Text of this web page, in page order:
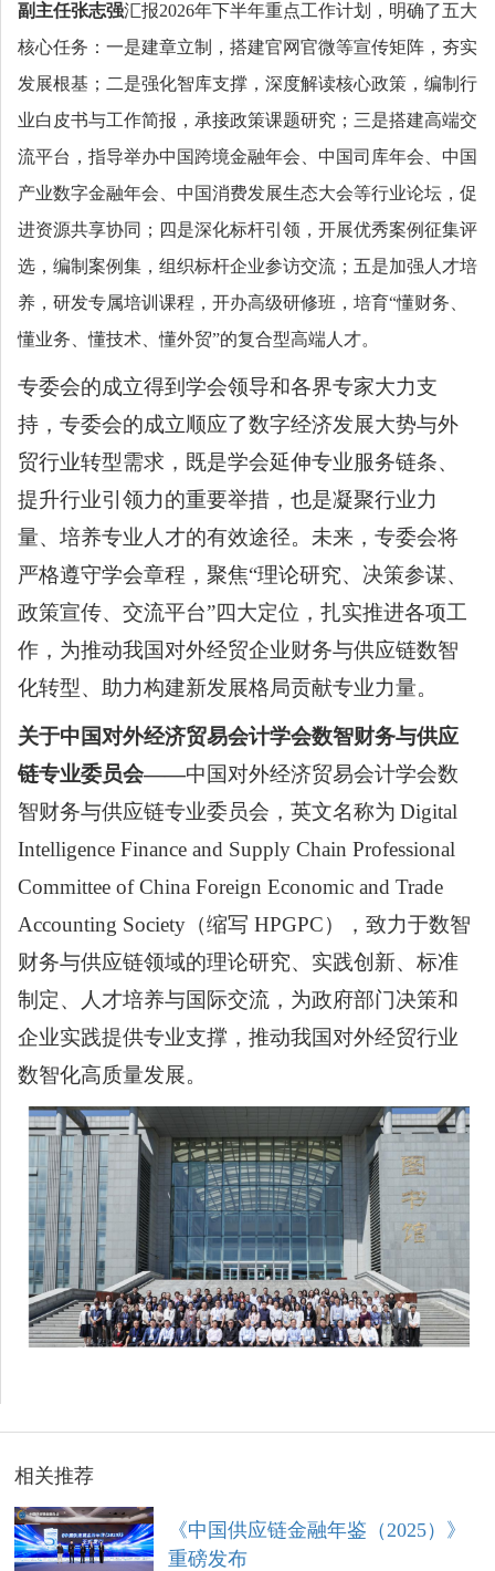
副主任张志强汇报2026年下半年重点工作计划，明确了五大
核心任务：一是建章立制，搭建官网官微等宣传矩阵，夯实
发展根基；二是强化智库支撑，深度解读核心政策，编制行
业白皮书与工作简报，承接政策课题研究；三是搭建高端交
流平台，指导举办中国跨境金融年会、中国司库年会、中国
产业数字金融年会、中国消费发展生态大会等行业论坛，促
进资源共享协同；四是深化标杆引领，开展优秀案例征集评
选，编制案例集，组织标杆企业参访交流；五是加强人才培
养，研发专属培训课程，开办高级研修班，培育“懂财务、
懂业务、懂技术、懂外贸”的复合型高端人才。
专委会的成立得到学会领导和各界专家大力支
持，专委会的成立顺应了数字经济发展大势与外
贸行业转型需求，既是学会延伸专业服务链条、
提升行业引领力的重要举措，也是凝聚行业力
量、培养专业人才的有效途径。未来，专委会将
严格遵守学会章程，聚焦“理论研究、决策参谋、
政策宣传、交流平台”四大定位，扎实推进各项工
作，为推动我国对外经贸企业财务与供应链数智
化转型、助力构建新发展格局贡献专业力量。
关于中国对外经济贸易会计学会数智财务与供应
链专业委员会——中国对外经济贸易会计学会数
智财务与供应链专业委员会，英文名称为 Digital
Intelligence Finance and Supply Chain Professional
Committee of China Foreign Economic and Trade
Accounting Society（缩写 HPGPC），致力于数智
财务与供应链领域的理论研究、实践创新、标准
制定、人才培养与国际交流，为政府部门决策和
企业实践提供专业支撑，推动我国对外经贸行业
数智化高质量发展。
相关推荐
《中国供应链金融年鉴（2025）》
重磅发布